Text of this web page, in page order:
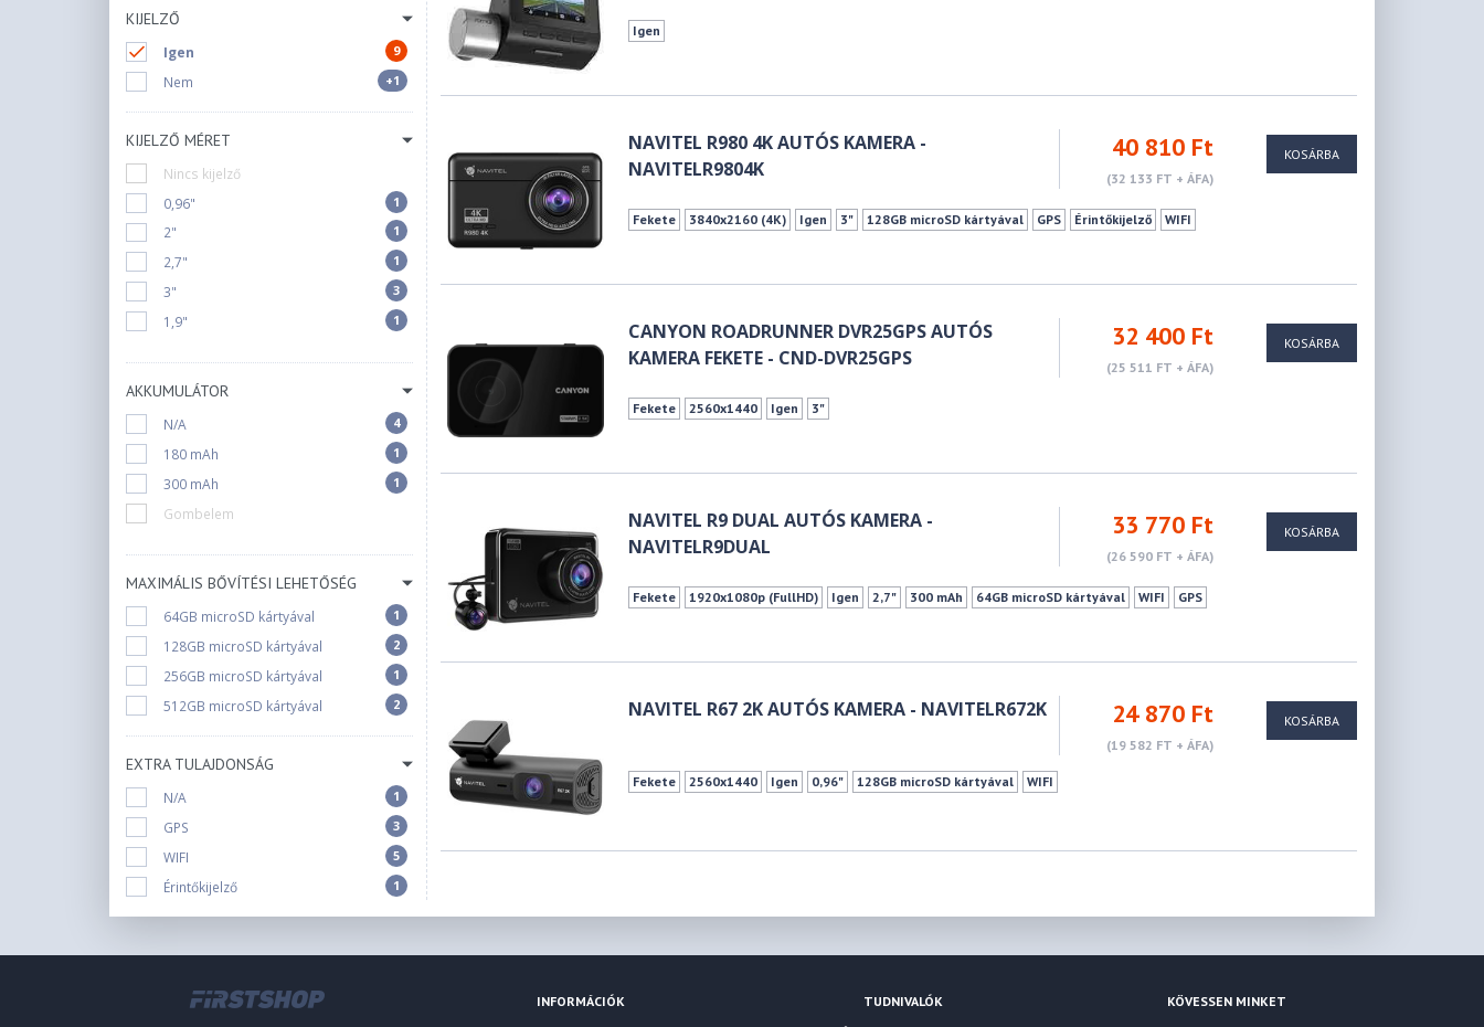
KIJELZŐ
Igen 9
Nem +1
KIJELZŐ MÉRET
Nincs kijelző
0,96"
1
2" 1
2,7" 1
3" 3
1,9" 1
AKKUMULÁTOR
N/A 4
180 mAh 1
300 mAh 1
Gombelem
MAXIMÁLIS BŐVÍTÉSI LEHETŐSÉG
64GB microSD kártyával 1
128GB microSD kártyával 2
256GB microSD kártyával 1
512GB microSD kártyával 2
EXTRA TULAJDONSÁG
N/A 1
GPS 3
WIFI 5
Érintőkijelző 1
Igen
NAVITEL R980 4K AUTÓS KAMERA -
NAVITELR9804K
40 810 Ft
(32 133 FT + ÁFA)
Fekete 3840x2160 (4K) Igen 3" 128GB microSD kártyával GPS Érintőkijelző WIFI
KOSÁRBA
CANYON ROADRUNNER DVR25GPS AUTÓS
KAMERA FEKETE - CND-DVR25GPS
32 400 Ft
(25 511 FT + ÁFA)
Fekete 2560x1440 Igen 3"
KOSÁRBA
NAVITEL R9 DUAL AUTÓS KAMERA -
NAVITELR9DUAL
33 770 Ft
(26 590 FT + ÁFA)
Fekete 1920x1080p (FullHD) Igen 2,7" 300 mAh 64GB microSD kártyával WIFI GPS
KOSÁRBA
NAVITEL R67 2K AUTÓS KAMERA - NAVITELR672K 24 870 Ft
(19 582 FT + ÁFA)
Fekete 2560x1440 Igen 0,96" 128GB microSD kártyával WIFI
KOSÁRBA
INFORMÁCIÓK
TUDNIVALÓK
KÖVESSEN MINKET